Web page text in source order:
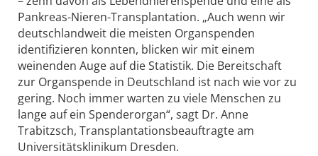
Pankreas-Nieren-Transplantation. „Auch wenn wir
deutschlandweit die meisten Organspenden
identifizieren konnten, blicken wir mit einem
weinenden Auge auf die Statistik. Die Bereitschaft
zur Organspende in Deutschland ist nach wie vor zu
gering. Noch immer warten zu viele Menschen zu
lange auf ein Spenderorgan“, sagt Dr. Anne
Trabitzsch, Transplantationsbeauftragte am
Universitätsklinikum Dresden.